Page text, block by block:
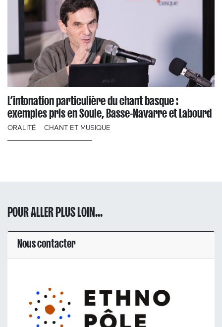
L’intonation particulière du chant basque :
exemples pris en Soule, Basse-Navarre et Labourd
ORALITÉ CHANT ET MUSIQUE
POUR ALLER PLUS LOIN...
Nous contacter